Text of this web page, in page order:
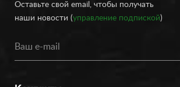
Оставьте свой email, чтобы получать
наши новости (управление подпиской)